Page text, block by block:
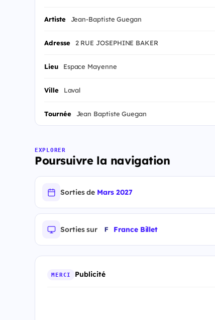
Artiste Jean-Baptiste Guegan
Adresse 2 RUE JOSEPHINE BAKER
Lieu Espace Mayenne
Ville Laval
Tournée Jean Baptiste Guegan
EXPLORER
Poursuivre la navigation
Sorties de Mars 2027
Sorties sur France Billet
MERCI Publicité